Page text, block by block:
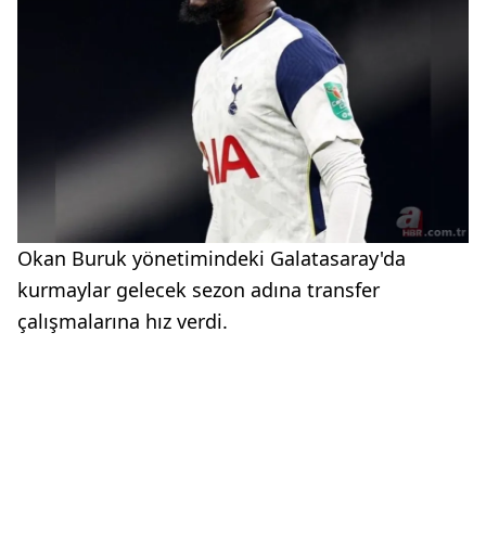
Okan Buruk yönetimindeki Galatasaray'da
kurmaylar gelecek sezon adına transfer
çalışmalarına hız verdi.